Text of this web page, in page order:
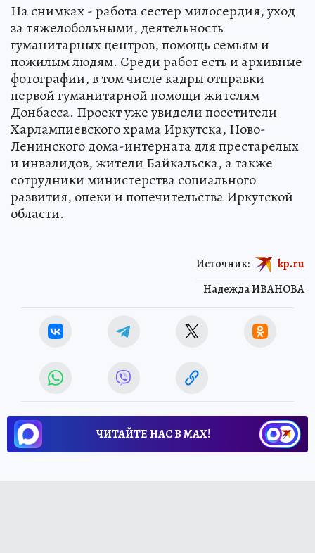
На снимках - работа сестер милосердия, уход
за тяжелобольными, деятельность
гуманитарных центров, помощь семьям и
пожилым людям. Среди работ есть и архивные
фотографии, в том числе кадры отправки
первой гуманитарной помощи жителям
Донбасса. Проект уже увидели посетители
Харлампиевского храма Иркутска, Ново-
Ленинского дома-интерната для престарелых
и инвалидов, жители Байкальска, а также
сотрудники министерства социального
развития, опеки и попечительства Иркутской
области.
Надежда ИВАНОВА
Источник: kp.ru
ЧИТАЙТЕ НАС В МАХ!